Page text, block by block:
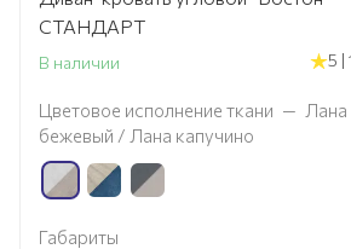
СТАНДАРТ
В наличии 5 |
Цветовое исполнение ткани — Лана
бежевый / Лана капучино
Габариты